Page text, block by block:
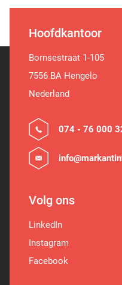
Hoofdkantoor
Bornsestraat 1-105
7556 BA Hengelo
Nederland
074 - 76 000
Volg ons
LinkedIn
Instagram
Facebook